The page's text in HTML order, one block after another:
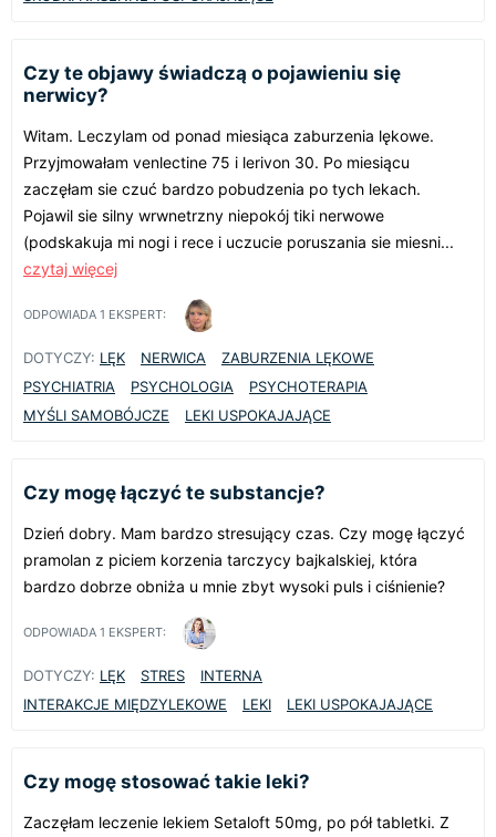
Czy te objawy świadczą o pojawieniu się
nerwicy?
Witam. Leczylam od ponad miesiąca zaburzenia lękowe.
Przyjmowałam venlectine 75 i lerivon 30. Po miesiącu
zaczęłam sie czuć bardzo pobudzenia po tych lekach.
Pojawil sie silny wrwnetrzny niepokój tiki nerwowe
(podskakuja mi nogi i rece i uczucie poruszania sie miesni...
czytaj więcej
ODPOWIADA 1 EKSPERT:
DOTYCZY: LĘK NERWICA
ZABURZENIA LĘKOWE
PSYCHIATRIA
PSYCHOLOGIA
PSYCHOTERAPIA
MYŚLI SAMOBÓJCZE
LEKI USPOKAJAJĄCE
Czy mogę łączyć te substancje?
Dzień dobry. Mam bardzo stresujący czas. Czy mogę łączyć
pramolan z piciem korzenia tarczycy bajkalskiej, która
bardzo dobrze obniża u mnie zbyt wysoki puls i ciśnienie?
ODPOWIADA 1 EKSPERT:
DOTYCZY: LĘK STRES
INTERNA
INTERAKCJE MIĘDZYLEKOWE
LEKI LEKI USPOKAJAJĄCE
Czy mogę stosować takie leki?
Zaczęłam leczenie lekiem Setaloft 50mg, po pół tabletki. Z